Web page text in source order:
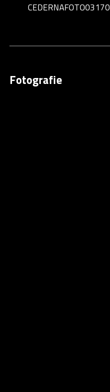
CEDERNAFOTO03170
Fotografie